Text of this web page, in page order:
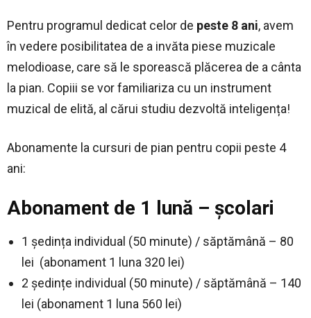
Pentru programul dedicat celor de peste 8 ani, avem
în vedere posibilitatea de a invăta piese muzicale
melodioase, care să le sporească plăcerea de a cânta
la pian. Copiii se vor familiariza cu un instrument
muzical de elită, al cărui studiu dezvoltă inteligența!
Abonamente la cursuri de pian pentru copii peste 4
ani:
Abonament de 1 lună – școlari
1 ședința individual (50 minute) / săptămână – 80
lei (abonament 1 luna 320 lei)
2 ședințe individual (50 minute) / săptămână – 140
lei (abonament 1 luna 560 lei)